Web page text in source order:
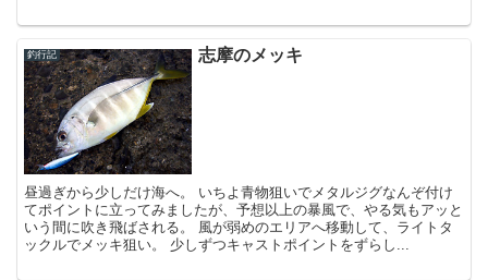
釣行記 志摩のメッキ
昼過ぎから少しだけ海へ。 いちよ青物狙いでメタルジグなんぞ付け
てポイントに立ってみましたが、予想以上の暴風で、やる気もアッと
いう間に吹き飛ばされる。 風が弱めのエリアへ移動して、ライトタ
ックルでメッキ狙い。 少しずつキャストポイントをずらし...